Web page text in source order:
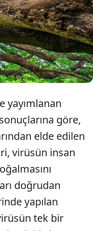
lucens
özel bir bileşiğin,
farklı koldan
saptadı.
yayımlanan
göre,
elde edilen
virüsün insan
doğrudan
yapılan
tek bir